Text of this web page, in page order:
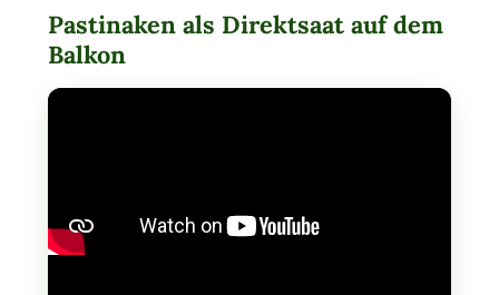
Pastinaken als Direktsaat auf dem
Balkon